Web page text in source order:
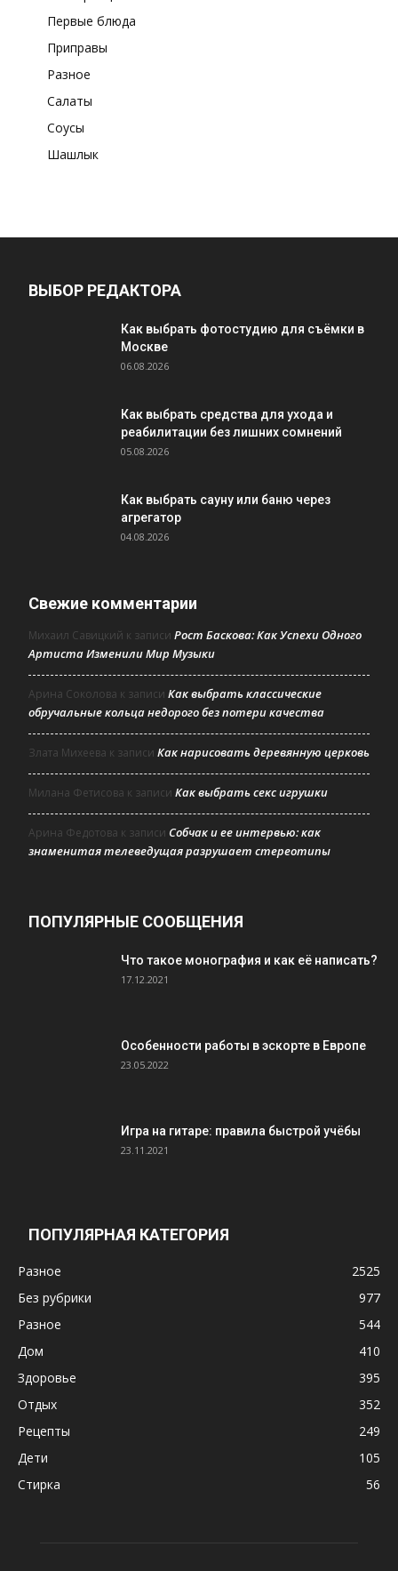
Первые блюда
Приправы
Разное
Салаты
Соусы
Шашлык
ВЫБОР РЕДАКТОРА
Как выбрать фотостудию для съёмки в
Москве
06.08.2026
Как выбрать средства для ухода и
реабилитации без лишних сомнений
05.08.2026
Как выбрать сауну или баню через
агрегатор
04.08.2026
Свежие комментарии
Михаил Савицкий к записи Рост Баскова: Как Успехи Одного
Артиста Изменили Мир Музыки
Арина Соколова к записи Как выбрать классические
обручальные кольца недорого без потери качества
Злата Михеева к записи Как нарисовать деревянную церковь
Милана Фетисова к записи Как выбрать секс игрушки
Арина Федотова к записи Собчак и ее интервью: как
знаменитая телеведущая разрушает стереотипы
ПОПУЛЯРНЫЕ СООБЩЕНИЯ
Что такое монография и как её написать?
17.12.2021
Особенности работы в эскорте в Европе
23.05.2022
Игра на гитаре: правила быстрой учёбы
23.11.2021
ПОПУЛЯРНАЯ КАТЕГОРИЯ
Разное
2525
Без рубрики
977
Разное
544
Дом
410
Здоровье
395
Отдых
352
Рецепты
249
Дети
105
Стирка
56